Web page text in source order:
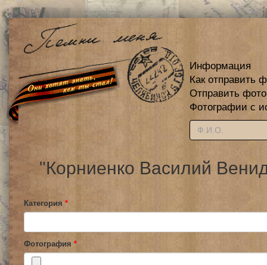
Информация
Как отправить
Отправить
Фотографии с
"Корниенко Василий
Категория *
Фотография *